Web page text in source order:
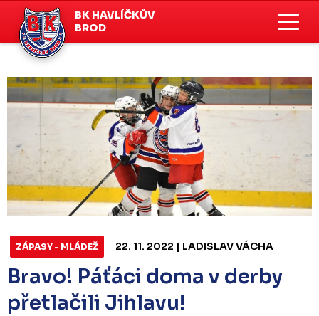
BK HAVLÍČKŮV
BROD
ZÁPASY - MLÁDEŽ 22. 11. 2022 | LADISLAV VÁCHA
Bravo! Páťáci doma v derby
přetlačili Jihlavu!